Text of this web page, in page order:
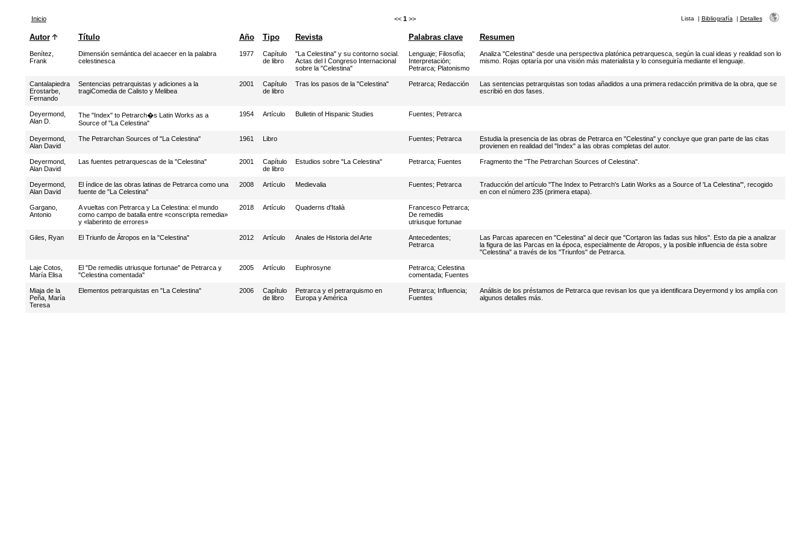
Inicio << 1 >> Lista | Bibliografía | Detalles
Autor Título Año Tipo Revista Palabras clave Resumen
Benítez,
Frank
Dimensión semántica del acaecer en la palabra
celestinesca
1977
Capítulo
de libro
"La Celestina" y su contorno social.
Actas del I Congreso Internacional
sobre la "Celestina"
Lenguaje; Filosofía;
Interpretación;
Petrarca; Platonismo
Analiza "Celestina" desde una perspectiva platónica petrarquesca, según la cual ideas y realidad son lo
mismo. Rojas optaría por una visión más materialista y lo conseguiría mediante el lenguaje.
Cantalapiedra
Erostarbe,
Fernando
Sentencias petrarquistas y adiciones a la
tragiComedia de Calisto y Melibea
2001
Capítulo
de libro
Tras los pasos de la "Celestina" Petrarca; Redacción
Las sentencias petrarquistas son todas añadidos a una primera redacción primitiva de la obra, que se
escribió en dos fases.
Deyermond,
Alan D.
The "Index" to Petrarch�s Latin Works as a
Source of "La Celestina"
1954 Artículo Bulletin of Hispanic Studies Fuentes; Petrarca
Deyermond,
Alan David
The Petrarchan Sources of "La Celestina" 1961 Libro Fuentes; Petrarca
Estudia la presencia de las obras de Petrarca en "Celestina" y concluye que gran parte de las citas
provienen en realidad del "Index" a las obras completas del autor.
Deyermond,
Alan David
Las fuentes petrarquescas de la "Celestina" 2001
Capítulo
de libro
Estudios sobre "La Celestina" Petrarca; Fuentes Fragmento the "The Petrarchan Sources of Celestina".
Deyermond,
Alan David
El índice de las obras latinas de Petrarca como una
fuente de "La Celestina"
2008 Artículo Medievalia Fuentes; Petrarca
Traducción del artículo "The Index to Petrarch's Latin Works as a Source of 'La Celestina'", recogido
en con el número 235 (primera etapa).
Gargano,
Antonio
A vueltas con Petrarca y La Celestina: el mundo
como campo de batalla entre «conscripta remedia»
y «laberinto de errores»
2018 Artículo Quaderns d'Italià Francesco Petrarca;
De remediis
utriusque fortunae
Giles, Ryan El Triunfo de Átropos en la "Celestina" 2012 Artículo Anales de Historia del Arte Antecedentes;
Petrarca
Las Parcas aparecen en "Celestina" al decir que "Cortaron las fadas sus hilos". Esto da pie a analizar
la figura de las Parcas en la época, especialmente de Átropos, y la posible influencia de ésta sobre
"Celestina" a través de los "Triunfos" de Petrarca.
Laje Cotos,
María Elisa
El "De remediis utriusque fortunae" de Petrarca y
"Celestina comentada"
2005 Artículo Euphrosyne Petrarca; Celestina
comentada; Fuentes
Miaja de la
Peña, María
Teresa
Elementos petrarquistas en "La Celestina" 2006
Capítulo
de libro
Petrarca y el petrarquismo en
Europa y América
Petrarca; Influencia;
Fuentes
Análisis de los préstamos de Petrarca que revisan los que ya identificara Deyermond y los amplía con
algunos detalles más.